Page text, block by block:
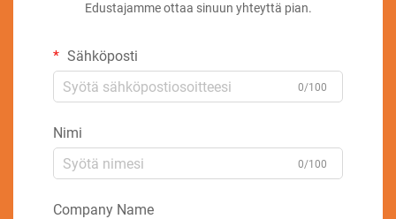
Edustajamme ottaa sinuun yhteyttä pian.
Sähköposti
0/100
Nimi
0/100
Company Name